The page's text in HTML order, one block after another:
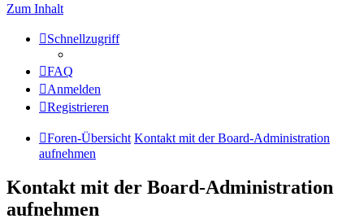
Zum Inhalt
Schnellzugriff
FAQ
Anmelden
Registrieren
Foren-Übersicht Kontakt mit der Board-Administration
aufnehmen
Kontakt mit der Board-Administration
aufnehmen